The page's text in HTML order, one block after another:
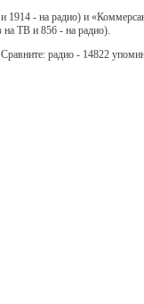
1914 - на радио) и
на ТВ и 856 - на радио).
радио - 14822